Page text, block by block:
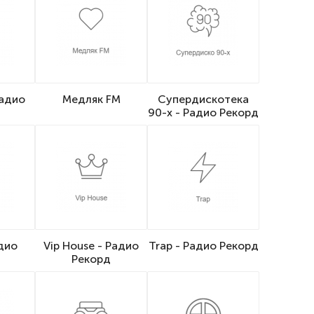
Медляк FM
Супердискотека
90-х - Радио Рекорд
Vip House - Радио
Рекорд
Trap - Радио Рекорд